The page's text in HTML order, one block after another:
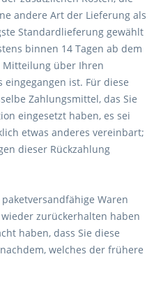
andere Art der Lieferung als
Standardlieferung gewählt
binnen 14 Tagen ab dem
Mitteilung über Ihren
ist. Für diese
Zahlungsmittel, das Sie
eingesetzt haben, es sei
etwas anderes vereinbart;
dieser Rückzahlung
Waren
zurückerhalten haben
haben, dass Sie diese
welches der frühere